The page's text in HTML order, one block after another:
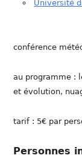
Université
conférence
au programme :
et évolution,
tarif : 5€ par
Personnes